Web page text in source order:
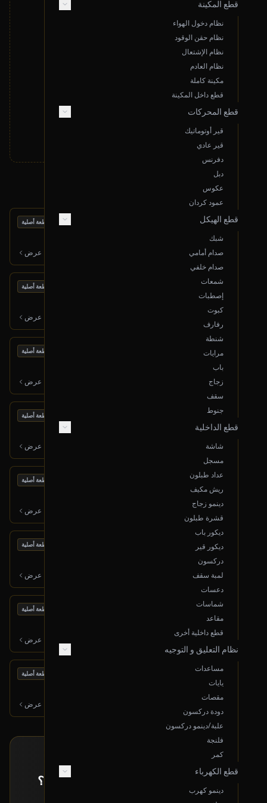
قطع المكينة
نظام دخول الهواء
نظام حقن الوقود
نظام الإشتعال
نظام العادم
مكينة كاملة
قطع داخل المكينة
قطع المحركات
قير أوتوماتيك
قير عادي
دفرنس
دبل
عكوس
عمود كردان
قطع الهيكل
شبك
صدام أمامي
صدام خلفي
شمعات
إصطبات
كبوت
رفارف
شنطة
مرايات
باب
زجاج
سقف
جنوط
قطع الداخلية
شاشة
مسجل
عداد طبلون
ريش مكيف
دينمو زجاج
قشرة طبلون
ديكور باب
ديكور قير
دركسون
لمبة سقف
دعسات
شماسات
مقاعد
قطع داخلية أخرى
نظام التعليق و التوجيه
مساعدات
يايات
مقصات
دودة دركسون
علبة/دينمو دركسون
فلنجة
كمر
قطع الكهرباء
دينمو كهرب
لا توجد نتائج مطابقة لبحثك
قم بتغيير معايير البحث أو قدم طلب خاص
منتجات أخرى قد تعجبك
بحالة ممتازة قطعة أصلية
عرض
قطعة أصلية
عرض
قطعة أصلية
عرض
قطعة أصلية
عرض
قطعة أصلية
عرض
قطعة أصلية
عرض
300
قطعة أصلية
عرض
قطعة أصلية
عرض
ما حصلت القطعة اللي تدورها معروضة؟